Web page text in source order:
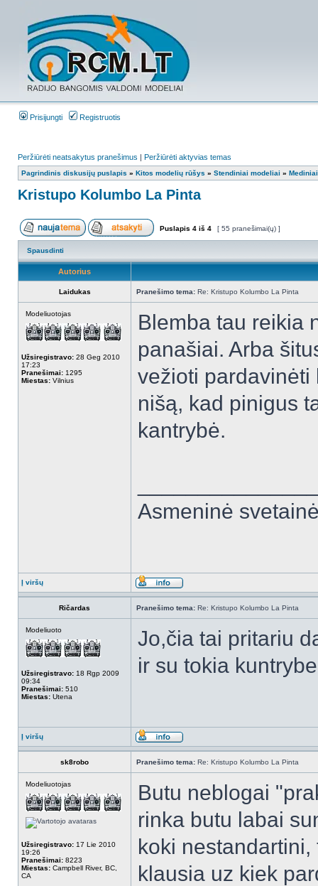
Prisijungti Registruotis
Peržiūrėti neatsakytus pranešimus | Peržiūrėti aktyvias temas
Pagrindinis diskusijų puslapis » Kitos modelių rūšys » Stendiniai modeliai »
Kristupo Kolumbo La Pinta
Puslapis 4 iš 4 [ 55 pranešimai(ų) ]
Spausdinti
Autorius
Laidukas Pranešimo tema: Re: Kristupo Kolumbo La Pinta
Modeliuotojas
Užsiregistravo: 28 Geg 2010
17:23
Pranešimai: 1295
Miestas: Vilnius
Blemba tau reikia
panašiai. Arba
vežioti
nišą, kad pinigus
kantrybė.
Asmeninė
Į viršų
Ričardas Pranešimo tema: Re: Kristupo Kolumbo La Pinta
Modeliuoto
Užsiregistravo: 18 Rgp 2009
09:34
Pranešimai: 510
Miestas: Utena
Jo,čia tai pritariu
ir su tokia
Į viršų
sk8robo Pranešimo tema: Re: Kristupo Kolumbo La Pinta
Modeliuotojas
Užsiregistravo: 17 Lie 2010
19:26
Pranešimai: 8223
Miestas: Campbell River, BC,
CA
Butu neblogai
rinka butu labai
koki
klausia uz kiek